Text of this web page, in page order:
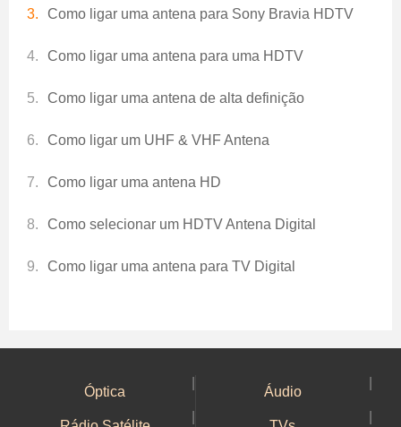
Como ligar uma antena para Sony Bravia HDTV
Como ligar uma antena para uma HDTV
Como ligar uma antena de alta definição
Como ligar um UHF & VHF Antena
Como ligar uma antena HD
Como selecionar um HDTV Antena Digital
Como ligar uma antena para TV Digital
Óptica Áudio